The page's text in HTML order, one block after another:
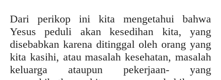
Dari perikop ini kita mengetahui bahwa
Yesus peduli akan kesedihan kita, yang
disebabkan karena ditinggal oleh orang yang
kita kasihi, atau masalah kesehatan, masalah
keluarga ataupun pekerjaan- yang